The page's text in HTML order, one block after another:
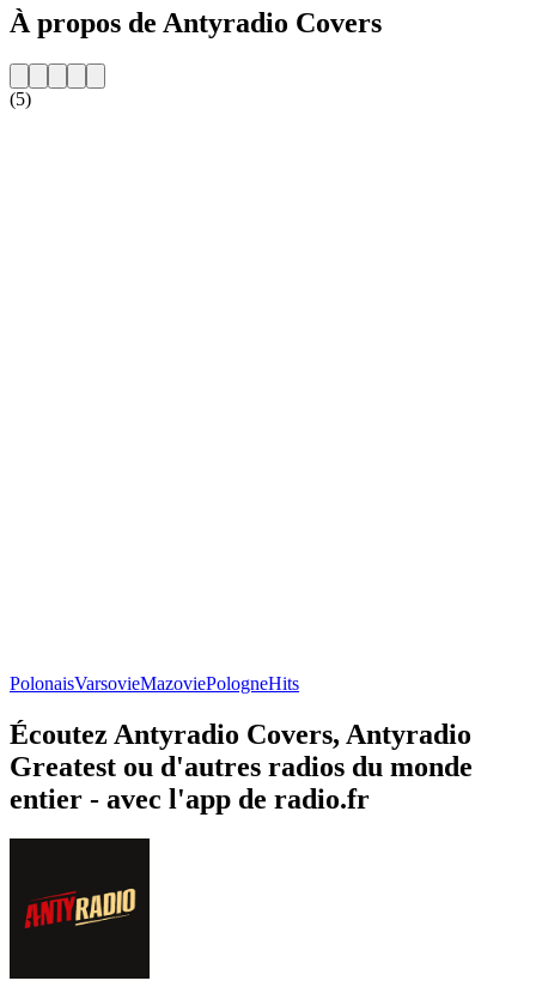
À propos de Antyradio Covers
(5)
PolonaisVarsovieMazoviePologneHits
Écoutez Antyradio Covers, Antyradio
Greatest ou d'autres radios du monde
entier - avec l'app de radio.fr